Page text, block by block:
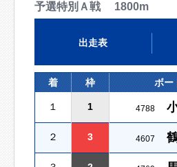
予選特別Ａ戦 1800m
出走表
着 枠 ボー
１ 1 4788
２ 3 4607